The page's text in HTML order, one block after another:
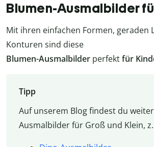
Blumen-Ausmalbilder
Mit ihren einfachen Formen, geraden
Konturen sind diese
Blumen-Ausmalbilder perfektfür
Tipp
Auf unserem Blog findest du
Ausmalbilder für Groß und Klein, z.